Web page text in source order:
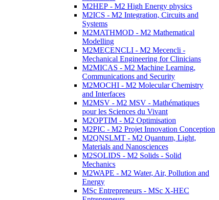
M2HEP - M2 High Energy physics
M2ICS - M2 Integration, Circuits and
Systems
M2MATHMOD - M2 Mathematical
Modelling
M2MECENCLI - M2 Mecencli -
Mechanical Engineering for Clinicians
M2MICAS - M2 Machine Learning,
Communications and Security
M2MOCHI - M2 Molecular Chemistry
and Interfaces
M2MSV - M2 MSV - Mathématiques
pour les Sciences du Vivant
M2OPTIM - M2 Optimisation
M2PIC - M2 Projet Innovation Conception
M2QNSLMT - M2 Quantum, Light,
Materials and Nanosciences
M2SOLIDS - M2 Solids - Solid
Mechanics
M2WAPE - M2 Water, Air, Pollution and
Energy
MSc Entrepreneurs - MSc X-HEC